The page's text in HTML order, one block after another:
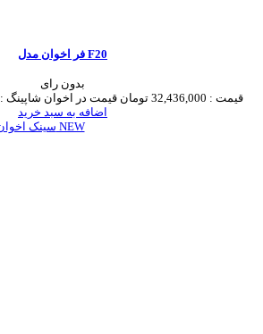
فر اخوان مدل F20
بدون رای
قیمت : 32,436,000 تومان قیمت در اخوان شاپینگ :
اضافه به سبد خرید